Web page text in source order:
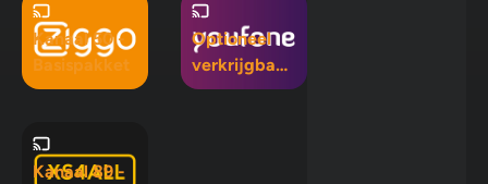
Kanaal 50 -
Basispakket
Optioneel
verkrijgbaar
in Mix 5, Mix
Kanaal 89 -